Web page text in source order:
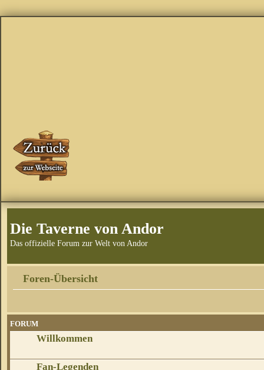
Die Taverne von Andor
Das offizielle Forum zur Welt von Andor
Foren-Übersicht
FORUM
Willkommen
Fan-Legenden